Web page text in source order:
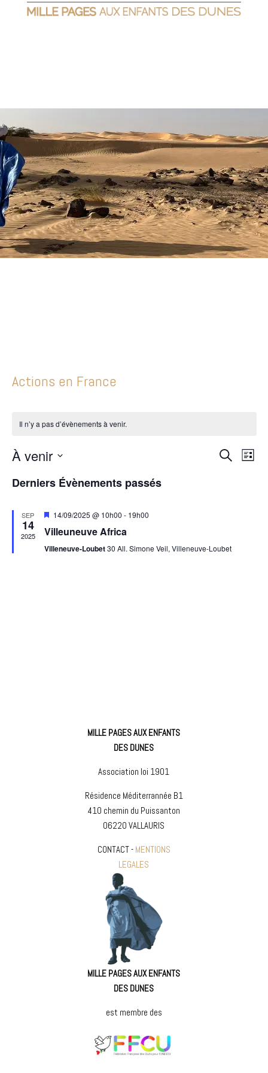
Actions en France
Il n’y a pas d’évènements à venir.
Recherche
Liste
À venir
une
Derniers Évènements passés
SEP
14
2025
Mis
avant
14/09/2025 @ 10h00 - 19h00
Villeuneuve Africa
Villeneuve-Loubet30 All. Simone Veil, Villeneuve-Loubet
MILLE PAGES AUX ENFANTS
DES DUNES
Association loi 1901
Résidence Méditerrannée B1
410 chemin du Puissanton
06220 VALLAURIS
CONTACT - MENTIONS
LEGALES
MILLE PAGES AUX ENFANTS
DES DUNES
est membre des